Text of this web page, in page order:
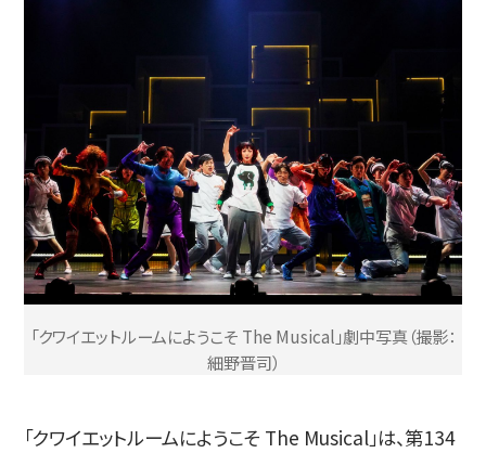
「クワイエットルームにようこそ The Musical」劇中写真（撮影：
細野晋司）
「クワイエットルームにようこそ The Musical」は、第134